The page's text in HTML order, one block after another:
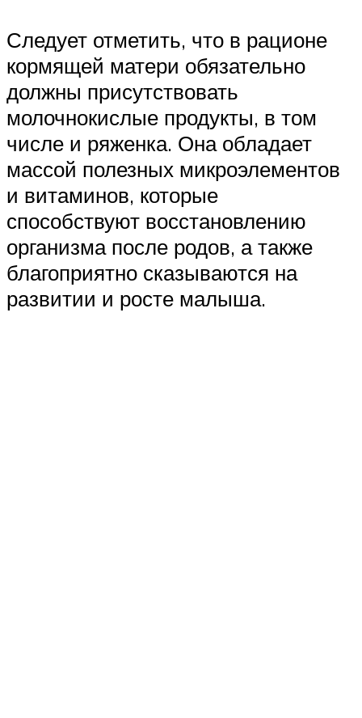
Следует отметить, что в рационе
кормящей матери обязательно
должны присутствовать
молочнокислые продукты, в том
числе и ряженка. Она обладает
массой полезных микроэлементов
и витаминов, которые
способствуют восстановлению
организма после родов, а также
благоприятно сказываются на
развитии и росте малыша.